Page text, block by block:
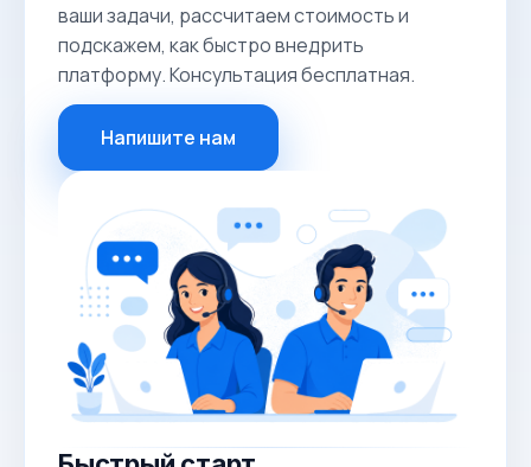
ваши задачи, рассчитаем стоимость и
подскажем, как быстро внедрить
платформу. Консультация бесплатная.
Напишите нам